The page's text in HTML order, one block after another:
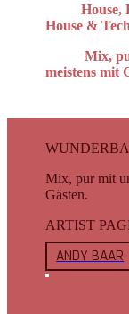
Style:House,
House &
Inhalt:Mix,
meistens mit
Mix, pur mit
Gästen.
ARTIST
ANDY BAAR